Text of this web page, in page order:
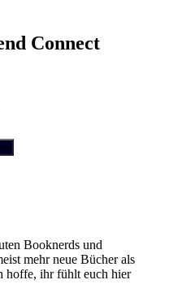
Connect
Booknerds und
mehr neue Bücher als
hoffe, ihr fühlt euch hier